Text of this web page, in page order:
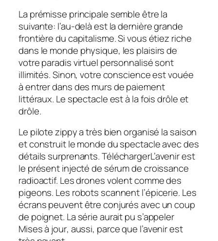
La prémisse principale semble être la
suivante: l’au-delà est la dernière grande
frontière du capitalisme. Si vous étiez riche
dans le monde physique, les plaisirs de
votre paradis virtuel personnalisé sont
illimités. Sinon, votre conscience est vouée
à entrer dans des murs de paiement
littéraux. Le spectacle est à la fois drôle et
drôle.
Le pilote zippy a très bien organisé la saison
et construit le monde du spectacle avec des
détails surprenants.TéléchargerL’avenir est
le présent injecté de sérum de croissance
radioactif. Les drones volent comme des
pigeons. Les robots scannent l’épicerie. Les
écrans peuvent être conjurés avec un coup
de poignet. La série aurait pu s’appeler
Mises à jour, aussi, parce que l’avenir est